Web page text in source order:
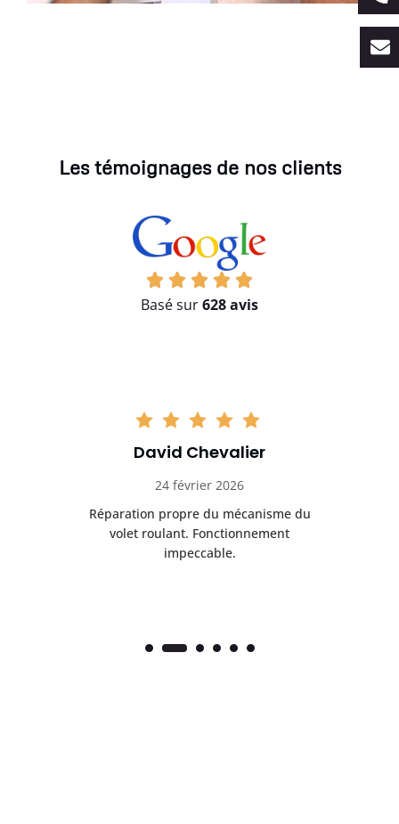
Les témoignages de nos clients
Basé sur628 avis
David Chevalier
24 février 2026
Réparation propre du mécanisme du
volet roulant. Fonctionnement
impeccable.